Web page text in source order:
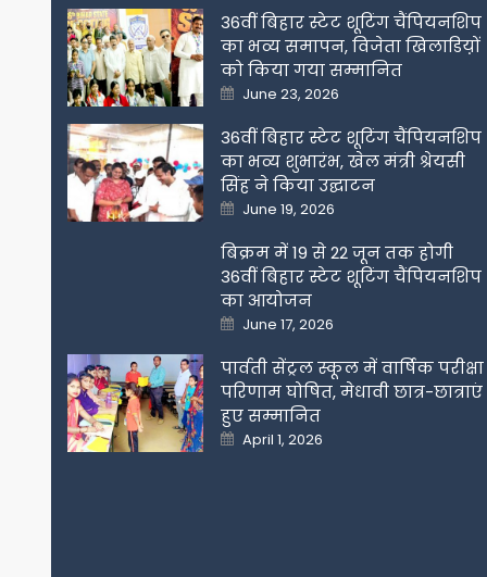
36वीं बिहार स्टेट शूटिंग चैंपियनशिप
का भव्य समापन, विजेता खिलाडिय़ों
को किया गया सम्मानित
Posted
on
June 23, 2026
36वीं बिहार स्टेट शूटिंग चैंपियनशिप
का भव्य शुभारंभ, खेल मंत्री श्रेयसी
सिंह ने किया उद्घाटन
Posted
on
June 19, 2026
बिक्रम में 19 से 22 जून तक होगी
36वीं बिहार स्टेट शूटिंग चैंपियनशिप
का आयोजन
Posted
on
June 17, 2026
पार्वती सेंट्रल स्कूल में वार्षिक परीक्षा
परिणाम घोषित, मेधावी छात्र-छात्राएं
हुए सम्मानित
Posted
on
April 1, 2026